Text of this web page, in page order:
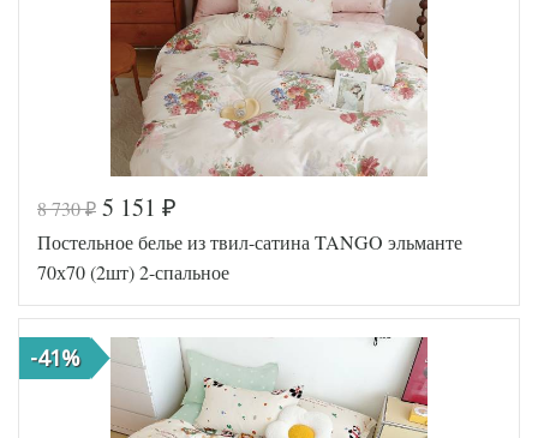
8 730₽ 5 151 ₽
Постельное белье из твил-сатина TANGO эльманте
70х70 (2шт) 2-спальное
-41%